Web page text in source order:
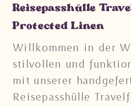
Reisepasshülle
Protected Linen
Willkommen in der
stilvollen und
mit unserer
Reisepasshülle